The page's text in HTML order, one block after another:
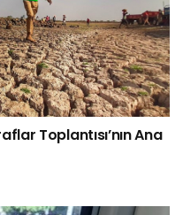
Toplantısı’nın Ana